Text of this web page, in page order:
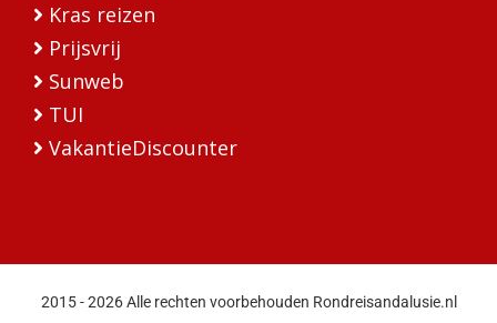
Kras reizen
Prijsvrij
Sunweb
TUI
VakantieDiscounter
2015 - 2026 Alle rechten voorbehouden Rondreisandalusie.nl